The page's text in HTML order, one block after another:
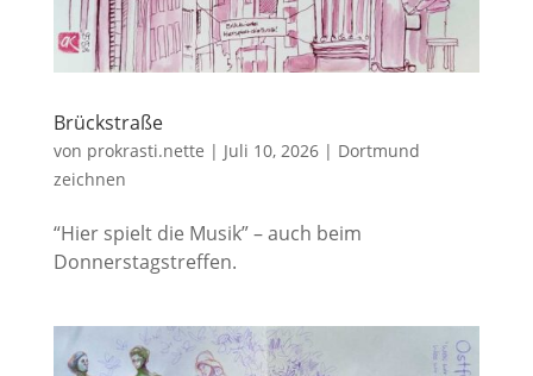
Brückstraße
von prokrasti.nette | Juli 10, 2026| Dortmund
zeichnen
“Hier spielt die Musik” – auch beim
Donnerstagstreffen.